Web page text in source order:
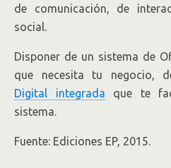
de comunicación, de
social.
Disponer de un sistema de
que necesita tu negocio,
Digital integrada que te
sistema.
Fuente: Ediciones EP, 2015.